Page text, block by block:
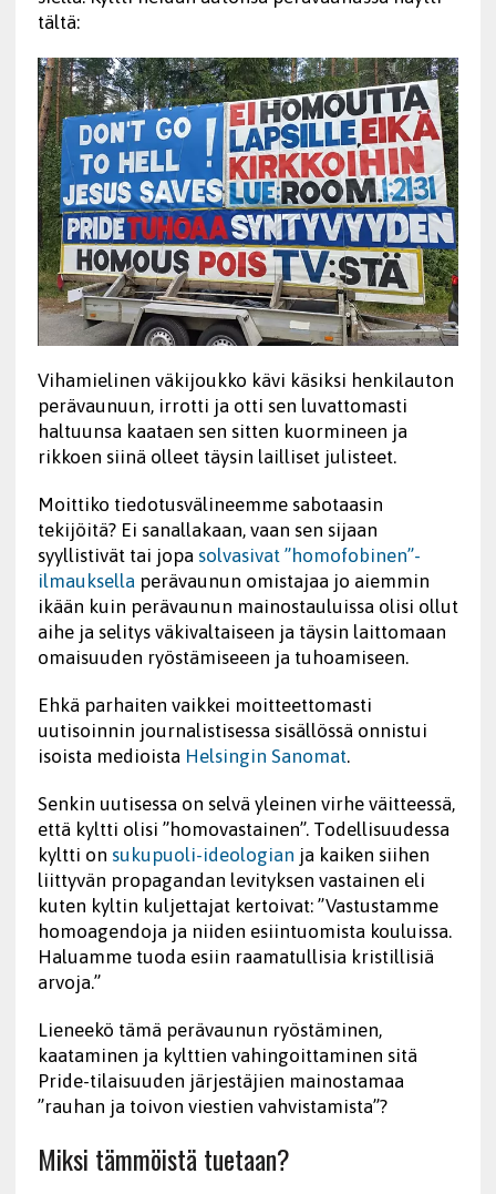
tältä:
Vihamielinen väkijoukko kävi käsiksi henkilauton
perävaunuun, irrotti ja otti sen luvattomasti
haltuunsa kaataen sen sitten kuormineen ja
rikkoen siinä olleet täysin lailliset julisteet.
Moittiko tiedotusvälineemme sabotaasin
tekijöitä? Ei sanallakaan, vaan sen sijaan
syyllistivät tai jopa solvasivat ”homofobinen”-
ilmauksellaperävaunun omistajaa jo aiemmin
ikään kuin perävaunun mainostauluissa olisi ollut
aihe ja selitys väkivaltaiseen ja täysin laittomaan
omaisuuden ryöstämiseeen ja tuhoamiseen.
Ehkä parhaiten vaikkei moitteettomasti
uutisoinnin journalistisessa sisällössä onnistui
isoista medioista Helsingin Sanomat.
Senkin uutisessa on selvä yleinen virhe väitteessä,
että kyltti olisi ”homovastainen”. Todellisuudessa
kyltti on sukupuoli-ideologian ja kaiken siihen
liittyvän propagandan levityksen vastainen eli
kuten kyltin kuljettajat kertoivat: ”Vastustamme
homoagendoja ja niiden esiintuomista kouluissa.
Haluamme tuoda esiin raamatullisia kristillisiä
arvoja.”
Lieneekö tämä perävaunun ryöstäminen,
kaataminen ja kylttien vahingoittaminen sitä
Pride-tilaisuuden järjestäjien mainostamaa
”rauhan ja toivon viestien vahvistamista”?
Miksi tämmöistä tuetaan?